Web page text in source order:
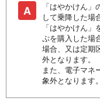
A
「はやかけん
して乗降した場
「はやかけん
ぷを購入した場
場合、又は定期
外となります。
また、電子マネ
象外となります。